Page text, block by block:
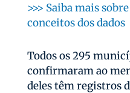
>>> Saiba mais
conceitos dos dados
Todos os 295
confirmaram ao
deles têm registros